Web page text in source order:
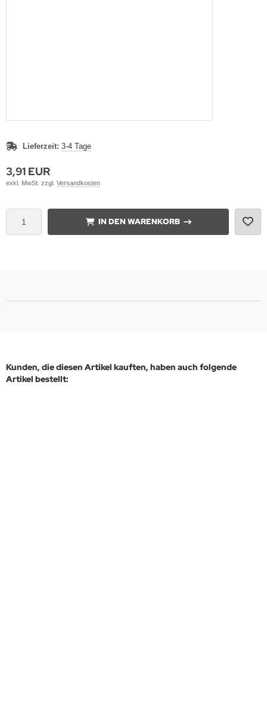
Lieferzeit: 3-4 Tage
3,91 EUR
exkl. MwSt. zzgl. Versandkosten
IN DEN WARENKORB
Kunden, die diesen Artikel kauften, haben auch folgende
Artikel bestellt: